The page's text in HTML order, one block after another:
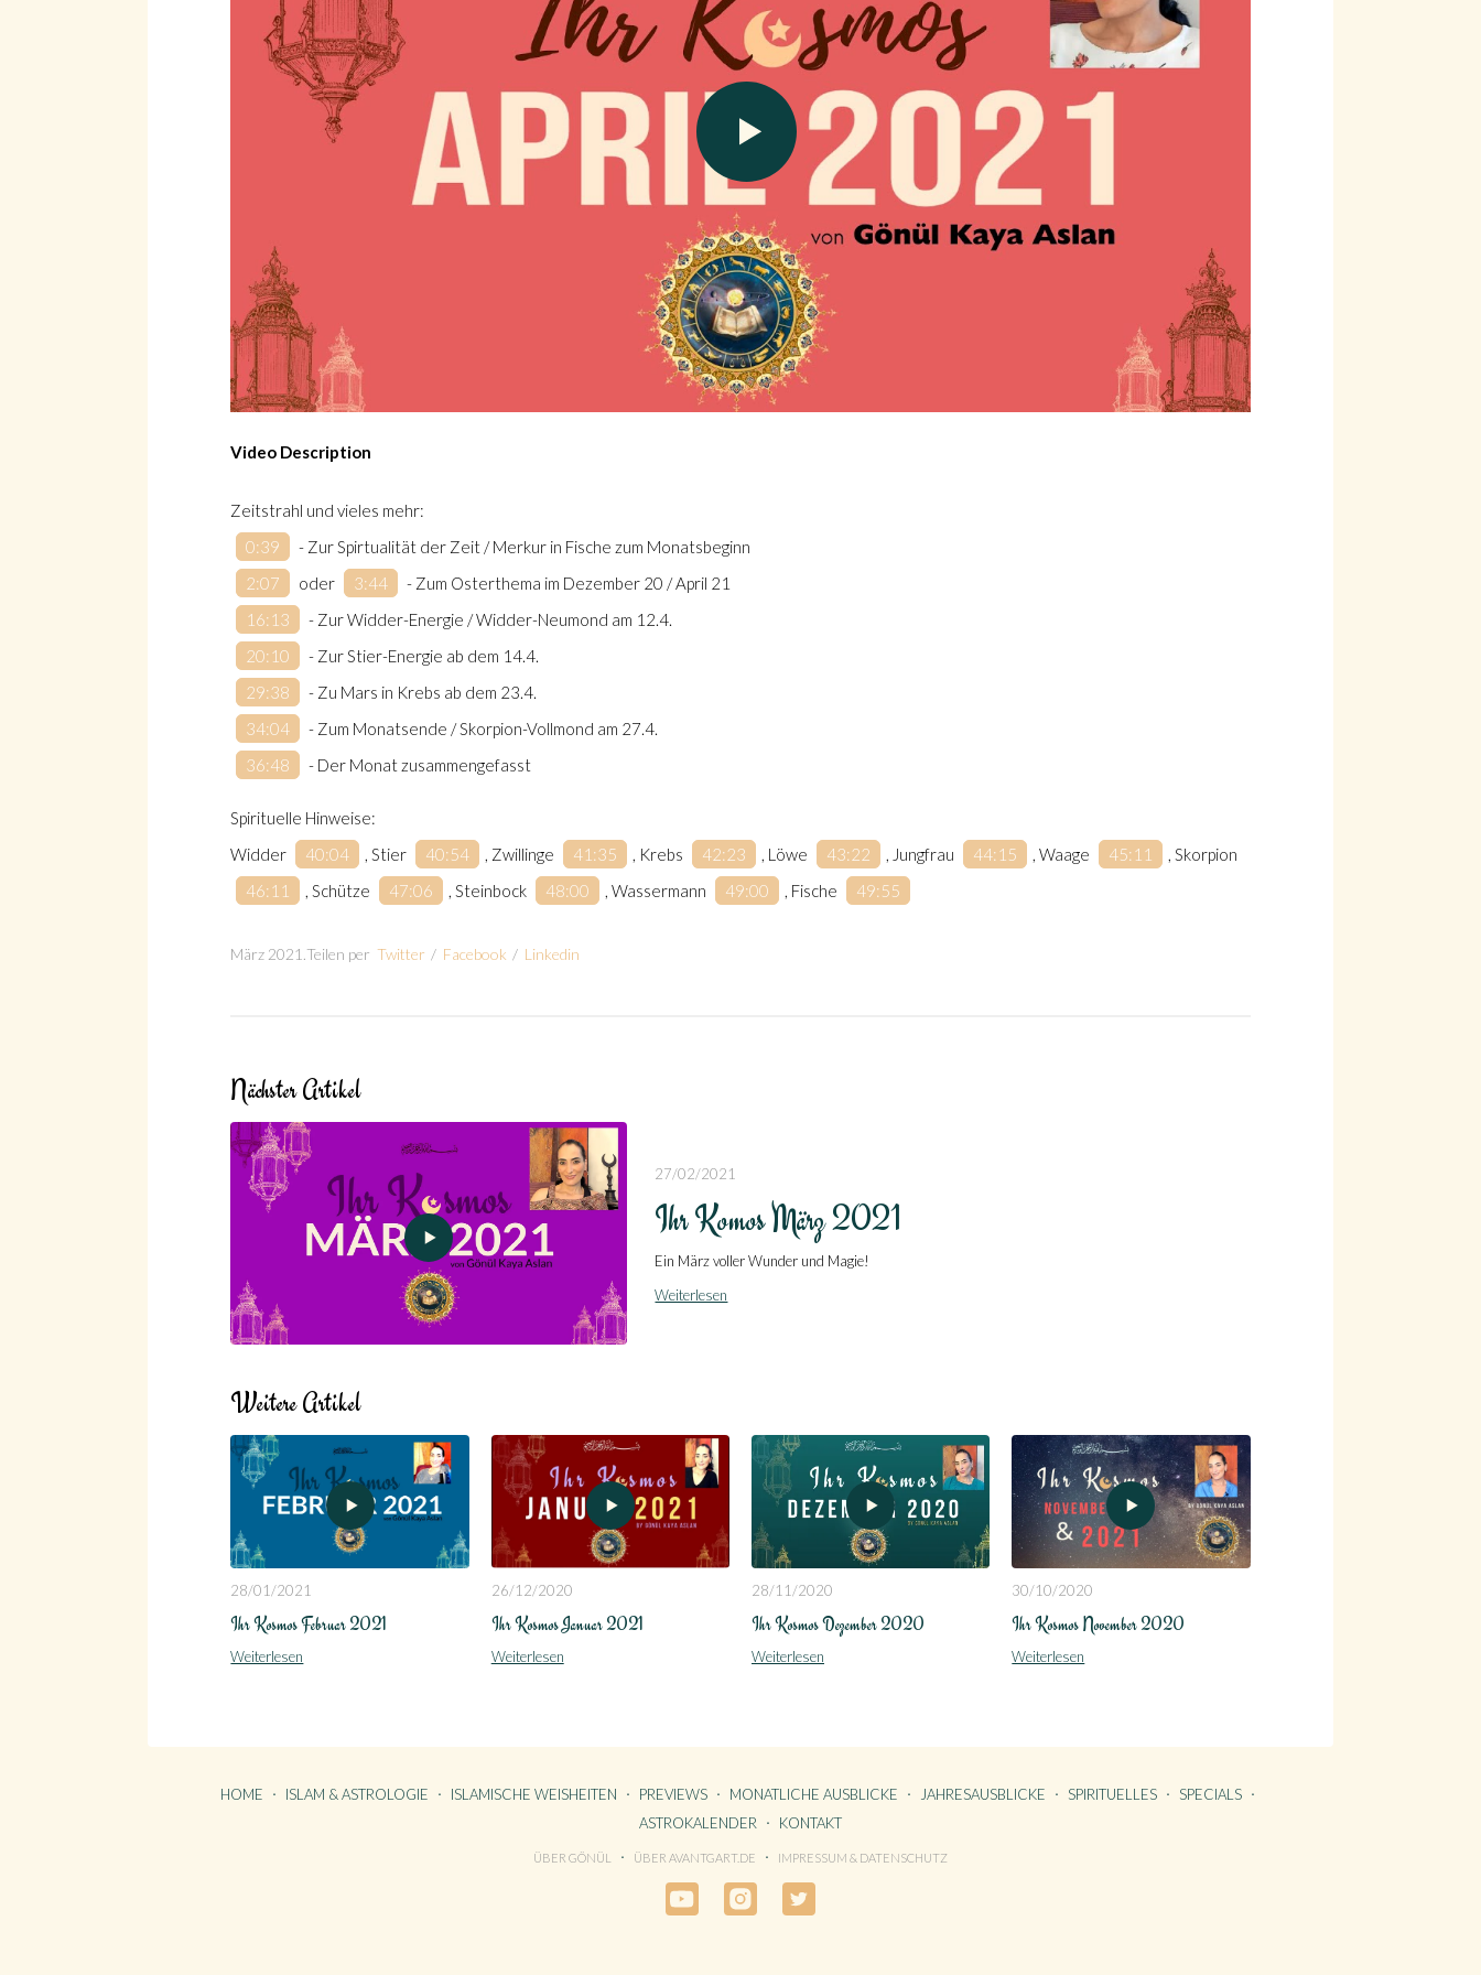
Video Description
Zeitstrahl und vieles mehr:
0:39
​ - Zur Spirtualität der Zeit / Merkur in Fische zum Monatsbeginn
2:07
​ oder 3:44
​ - Zum Osterthema im Dezember 20 / April 21
16:13
​ - Zur Widder-Energie / Widder-Neumond am 12.4.
20:10
​ - Zur Stier-Energie ab dem 14.4.
29:38
​ - Zu Mars in Krebs ab dem 23.4.
34:04
​ - Zum Monatsende / Skorpion-Vollmond am 27.4.
36:48
​ - Der Monat zusammengefasst
Spirituelle Hinweise:
Widder
40:04 ​, Stier 40:54 ​, Zwillinge 41:35 ​, Krebs 42:23 ​, Löwe 43:22 ​, Jungfrau 44:15 ​, Waage 45:11
​, Skorpion
46:11
​, Schütze 47:06 ​, Steinbock 48:00 ​, Wassermann 49:00 ​, Fische 49:55
März 2021 .Teilen per Twitter / Facebook / Linkedin
Nächster Artikel
27/02/2021
Ihr Komos März 2021
Ein März voller Wunder und Magie!
Weiterlesen
Weitere Artikel
28/01/2021
Ihr Kosmos Februar 2021
Weiterlesen
26/12/2020
Ihr Kosmos Januar 2021
Weiterlesen
28/11/2020
Ihr Kosmos Dezember 2020
Weiterlesen
30/10/2020
Ihr Kosmos November 2020
Weiterlesen
HOME ISLAM & ASTROLOGIE ISLAMISCHE WEISHEITEN PREVIEWS MONATLICHE AUSBLICKE JAHRESAUSBLICKE SPIRITUELLES
SPECIALS
ASTROKALENDER
KONTAKT
ÜBER GÖNÜL ÜBER AVANTGART.DE IMPRESSUM & DATENSCHUTZ